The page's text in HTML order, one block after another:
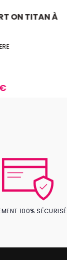
ON TITAN À
100% SÉCURISÉ